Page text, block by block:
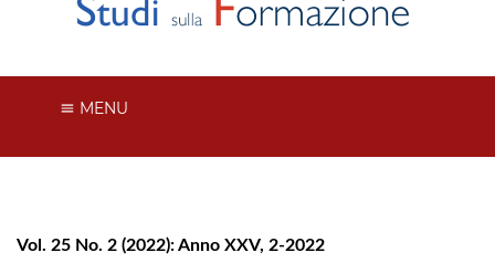
MENU
Vol. 25 No. 2 (2022): Anno XXV, 2-2022